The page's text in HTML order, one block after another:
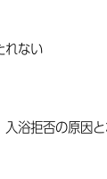
れない
浴拒否の原因